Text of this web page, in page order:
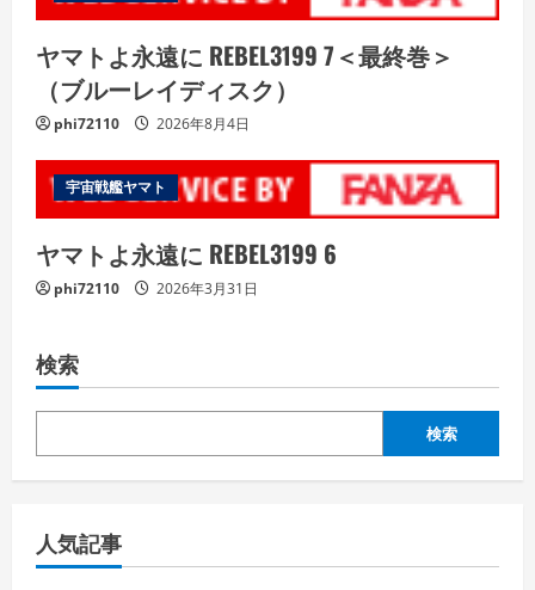
ヤマトよ永遠に REBEL3199 7＜最終巻＞
（ブルーレイディスク）
phi72110 2026年8月4日
宇宙戦艦ヤマト
ヤマトよ永遠に REBEL3199 6
phi72110 2026年3月31日
検索
検索
人気記事